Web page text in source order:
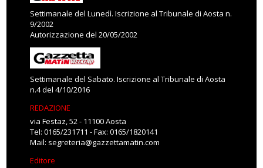
Settimanale del Lunedì. Iscrizione al Tribunale di Aosta n.
9/2002
Autorizzazione del 20/05/2002
Settimanale del Sabato. Iscrizione al Tribunale di Aosta
n.4 del 4/10/2016
REDAZIONE
via Festaz, 52 - 11100 Aosta
Tel: 0165/231711 - Fax: 0165/1820141
Mail: segreteria@gazzettamatin.com
Editore